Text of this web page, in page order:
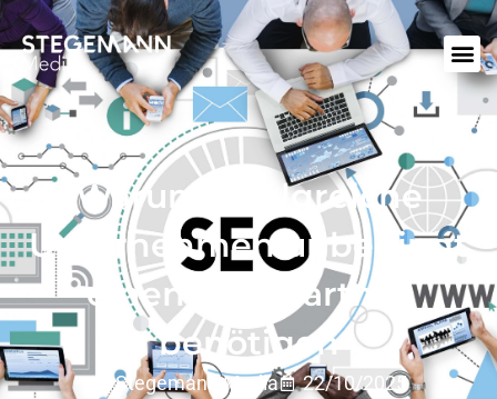
Warum erfolgreiche
Unternehmen unbedingt
einen SEO-Partner
benötigen
Stegemann Media 22/10/2025